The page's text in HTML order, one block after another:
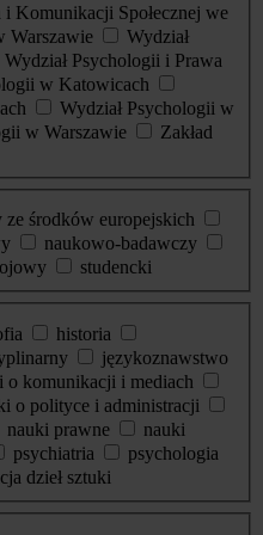
i Komunikacji Społecznej we
Warszawie
Wydział
Wydział Psychologii i Prawa
w Katowicach
Wydział Psychologii w
w Warszawie
Zakład
ze środków europejskich
naukowo-badawczy
studencki
historia
językoznawstwo
o komunikacji i mediach
o polityce i administracji
nauki prawne
nauki
psychiatria
psychologia
dzieł sztuki